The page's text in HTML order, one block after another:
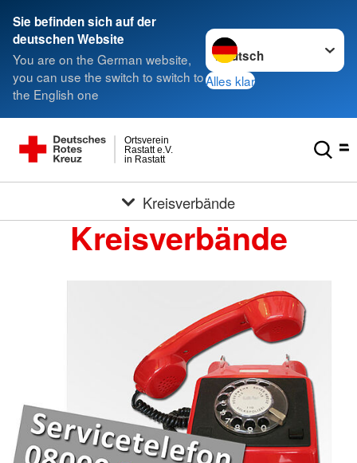
Sie befinden sich auf der
deutschen Website
You are on the German website,
you can use the switch to switch to
the English one
Sprache wechseln zu
Alles klar
in Rastatt
Rastatt e.V.
Ortsverein
Kreisverbände
Kreisverbände